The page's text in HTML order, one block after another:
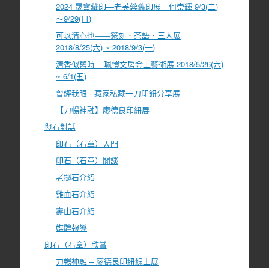
2024 晟盦藏印—老芙蓉舊印展｜何崇輝 9/3(二)
～9/29(日)
可以清心也――篆刻．茶語．三人展
2018/8/25(六) ~ 2018/9/3(一)
清香似舊時 – 珮愷文房金工藝術展 2018/5/26(六)
~ 6/1(五)
曾經我眼 · 藏家私藏一刀印鈕分享展
【刀暢神融】廖德良印紐展
與石對話
印石（石章）入門
印石（石章）閒談
老撾石介紹
雞血石介紹
壽山石介紹
媒體報導
印石（石章）欣賞
刀暢神融 – 廖德良印紐線上展